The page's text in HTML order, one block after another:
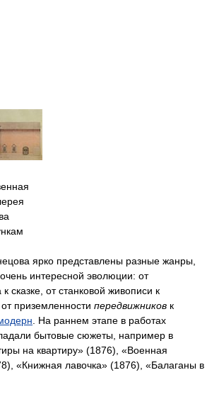
ярко представлены разные жанры,
интересной эволюции: от
сказке, от станковой живописи к
приземленности передвижников к
. На раннем этапе в работах
бытовые сюжеты, например в
на квартиру» (1876), «Военная
«Книжная лавочка» (1876), «Балаганы в